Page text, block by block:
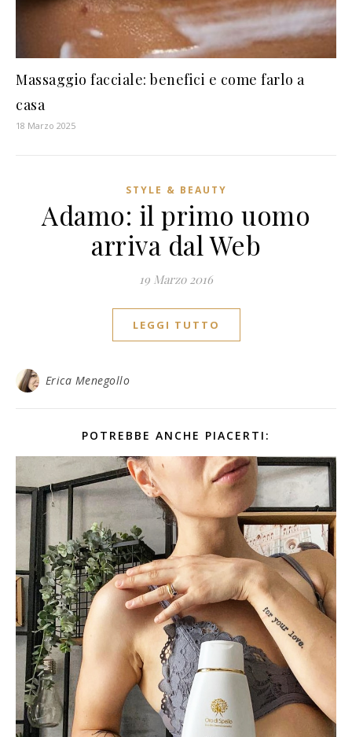
Massaggio facciale: benefici e come farlo a
casa
18 Marzo 2025
STYLE & BEAUTY
Adamo: il primo uomo
arriva dal Web
19 Marzo 2016
LEGGI TUTTO
Erica Menegollo
POTREBBE ANCHE PIACERTI: